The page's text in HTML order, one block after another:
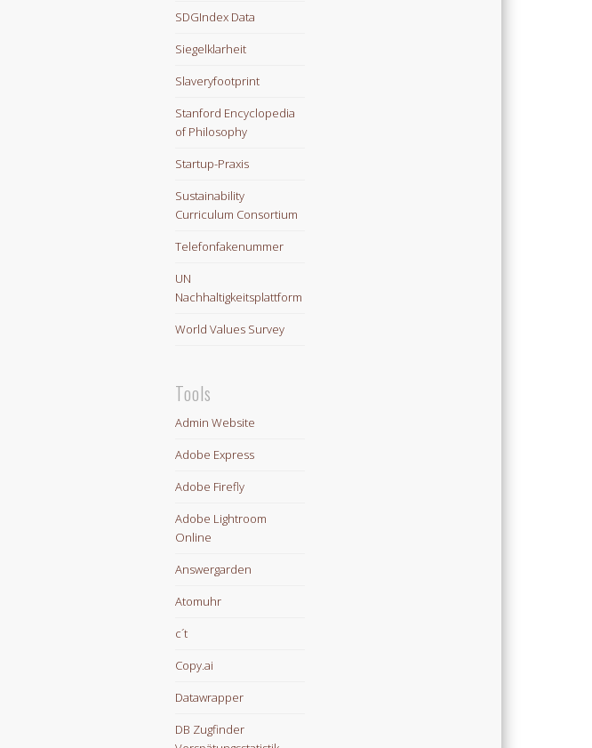
SDGIndex Data
Siegelklarheit
Slaveryfootprint
Stanford Encyclopedia
of Philosophy
Startup-Praxis
Sustainability
Curriculum Consortium
Telefonfakenummer
UN
Nachhaltigkeitsplattform
World Values Survey
Tools
Admin Website
Adobe Express
Adobe Firefly
Adobe Lightroom
Online
Answergarden
Atomuhr
c´t
Copy.ai
Datawrapper
DB Zugfinder